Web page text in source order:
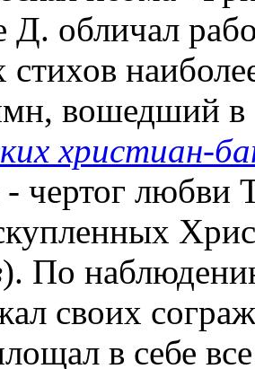
Д. обличал
вошедший в
христиан-
чертог любви
). По
своих
в себе